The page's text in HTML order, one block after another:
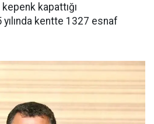
kapattığı
kentte 1327 esnaf